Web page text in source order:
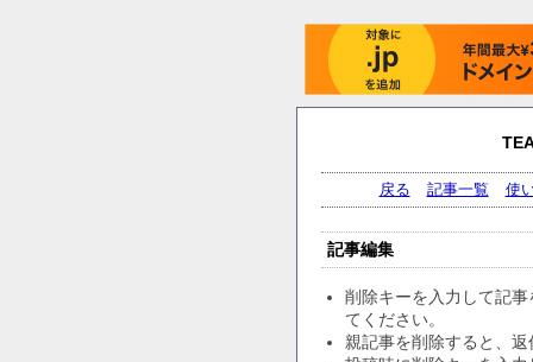
戻る 記事一覧 使
記事編集
削除キーを入力して記事
てください。
親記事を削除すると、